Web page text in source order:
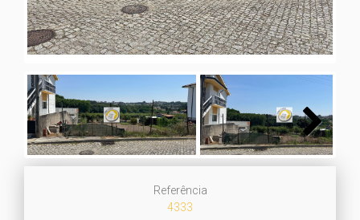
Next
Referência
4333